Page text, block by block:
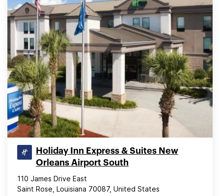
Holiday Inn Express & Suites New
Orleans Airport South
110 James Drive East
Saint Rose, Louisiana 70087, United States